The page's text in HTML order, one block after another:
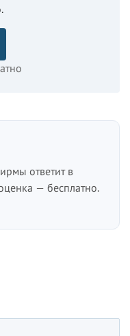
ответит в
— бесплатно.